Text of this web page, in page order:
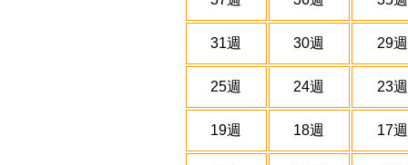
31週 30週 29週
25週 24週 23週
19週 18週 17週